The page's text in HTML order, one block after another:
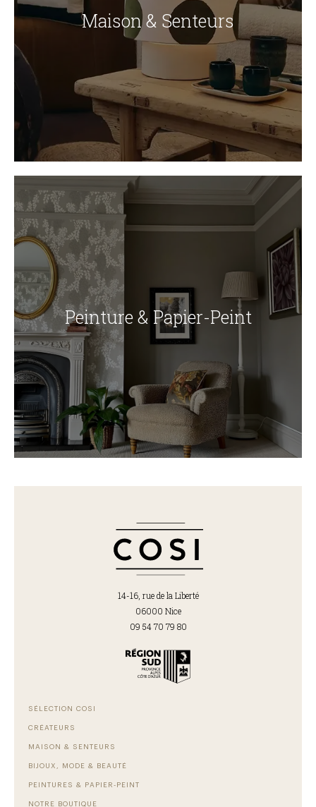
Maison & Senteurs
Peinture & Papier-Peint
14-16, rue de la Liberté
06000 Nice
09 54 70 79 80
SÉLECTION COSI
CRÉATEURS
MAISON & SENTEURS
BIJOUX, MODE & BEAUTÉ
PEINTURES & PAPIER-PEINT
NOTRE BOUTIQUE